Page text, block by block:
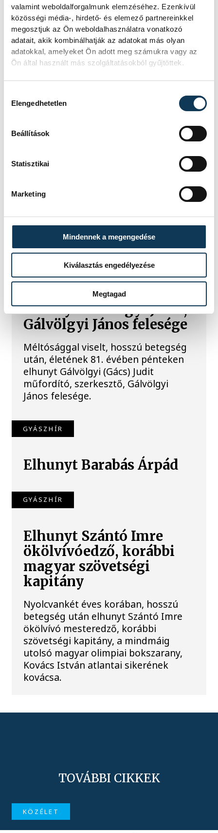
valamint weboldalforgalmunk elemzéséhez. Ezenkívül
közösségi média-, hirdető- és elemező partnereinkkel
megosztjuk az Ön weboldalhasználatra vonatkozó
adatait, akik kombinálhatják az adatokat más olyan
adatokkal, amelyeket Ön adott meg számukra vagy az
Ön által használt más szolgáltatásokból gyűjtöttek.
Elengedhetetlen
Beállítások
Statisztikai
Marketing
Mindennek a megengedése
Kiválasztás engedélyezése
Megtagad
TOVÁBBI CIKKEK
Elhunyt Gálvölgyi Judit,
Gálvölgyi János felesége
Méltósággal viselt, hosszú betegség
után, életének 81. évében pénteken
elhunyt Gálvölgyi (Gács) Judit
műfordító, szerkesztő, Gálvölgyi
János felesége.
GYÁSZHÍR
Elhunyt Barabás Árpád
GYÁSZHÍR
Elhunyt Szántó Imre
ökölvívóedző, korábbi
magyar szövetségi
kapitány
Nyolcvankét éves korában, hosszú
betegség után elhunyt Szántó Imre
ökölvívó mesteredző, korábbi
szövetségi kapitány, a mindmáig
utolsó magyar olimpiai bokszarany,
Kovács István atlantai sikerének
kovácsa.
TOVÁBBI CIKKEK
KÖZÉLET